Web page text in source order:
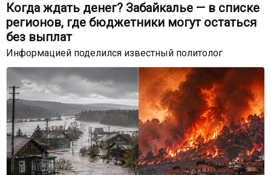
Когда ждать денег? Забайкалье — в списке
регионов, где бюджетники могут остаться
без выплат
Информацией поделился известный политолог